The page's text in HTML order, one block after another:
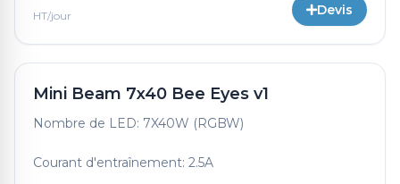
HT/jour Devis
Mini Beam 7x40 Bee Eyes v1
Nombre de LED: 7X40W (RGBW)
Courant d'entraînement: 2.5A